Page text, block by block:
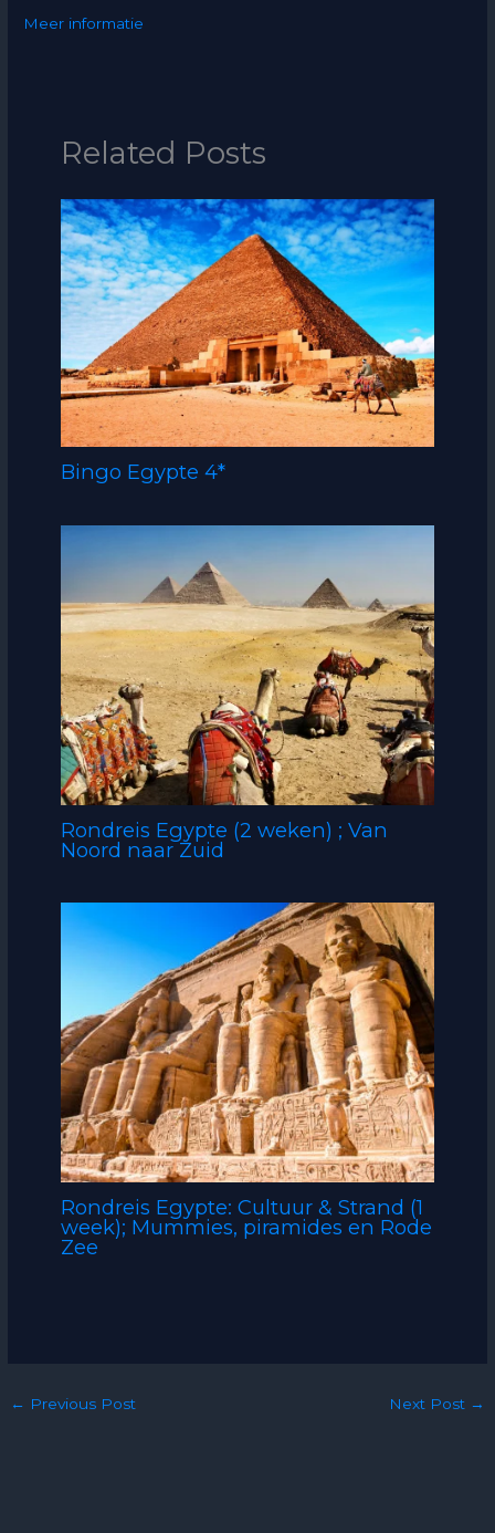
Meer informatie
Related Posts
Bingo Egypte 4*
Rondreis Egypte (2 weken) ; Van
Noord naar Zuid
Rondreis Egypte: Cultuur & Strand (1
week); Mummies, piramides en Rode
Zee
← Previous Post Next Post →